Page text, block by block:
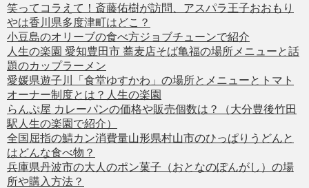
笑ってコラえて！斎藤佑樹が訪問、アスパラ王子おおもり
やは香川県多度津町はどこ？
小豆島のオリーブの食べ方ジョブチューンで紹介
人生の楽園 愛知豊田市 蕎麦店そば亀福の場所メニューと話
題のカップラーメン
愛媛県遊子川「食堂ゆすかわ」の場所とメニューとトマト
オーナー制度とは？人生の楽園
らんぷ屋 カレーパンの価格や販売個数は？（大分豊後竹田
駅人生の楽園で紹介）
全国屈指の鯖カン消費量山形県村山市のひっぱりうどんと
はどんな食べ物？
兵庫県丹波市の大人のポン菓子（おとなのぽんがし）の場
所や購入方法？